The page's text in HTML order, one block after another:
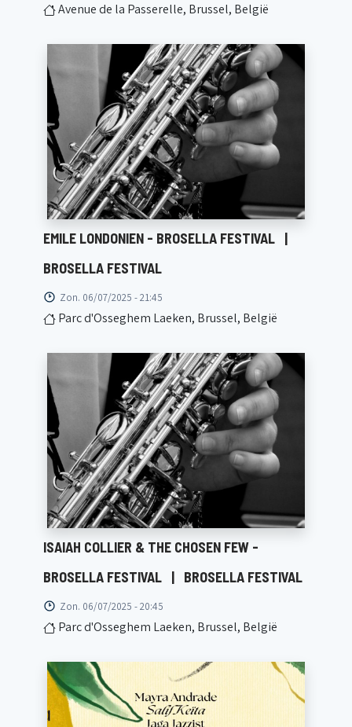
Avenue de la Passerelle, Brussel, België
EMILE LONDONIEN - BROSELLA FESTIVAL |
BROSELLA FESTIVAL
Zon. 06/07/2025 - 21:45
Parc d'Osseghem Laeken, Brussel, België
ISAIAH COLLIER & THE CHOSEN FEW -
BROSELLA FESTIVAL | BROSELLA FESTIVAL
Zon. 06/07/2025 - 20:45
Parc d'Osseghem Laeken, Brussel, België